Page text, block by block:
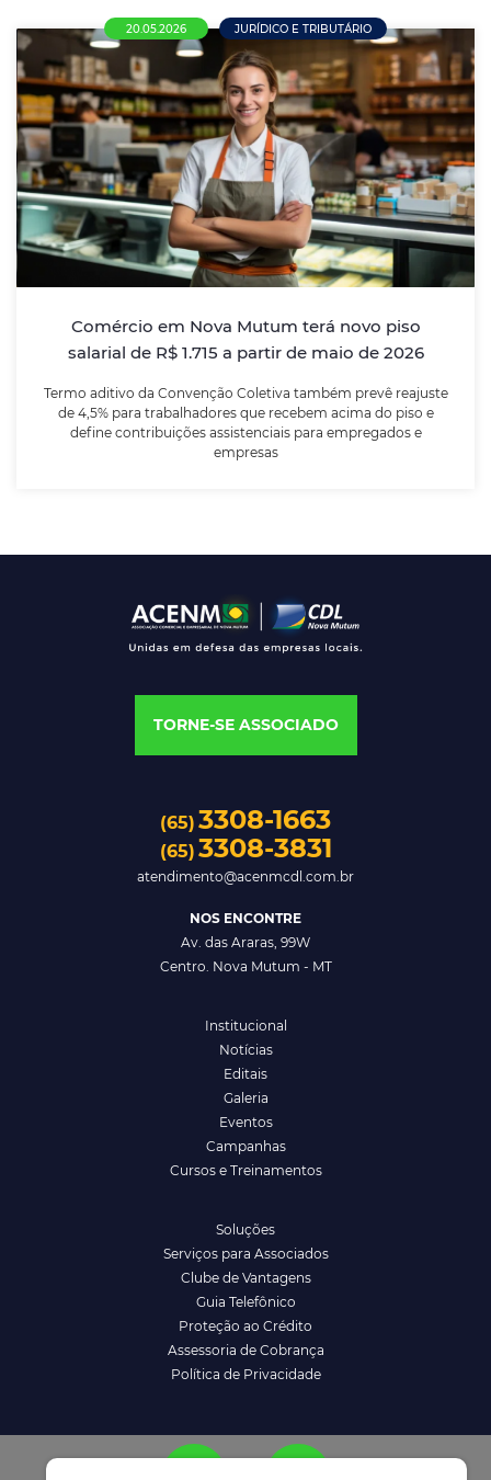
20.05.2026 JURÍDICO E TRIBUTÁRIO
Comércio em Nova Mutum terá novo piso
salarial de R$ 1.715 a partir de maio de 2026
Termo aditivo da Convenção Coletiva também prevê reajuste
de 4,5% para trabalhadores que recebem acima do piso e
define contribuições assistenciais para empregados e
empresas
Comércio em Nova Mutum terá novo piso
salarial de R$ 1.715 a partir de maio de
2026
Termo aditivo da Convenção Coletiva também prevê
reajuste de 4,5% para trabalhadores que recebem
para empregados e empresas
LEIA MAIS
TORNE-SE ASSOCIADO
(65) 3308-1663
(65) 3308-3831
atendimento@acenmcdl.com.br
NOS ENCONTRE
Av. das Araras, 99W
Centro. Nova Mutum - MT
Institucional
Notícias
Editais
Galeria
Eventos
Campanhas
Cursos e Treinamentos
Soluções
Serviços para Associados
Clube de Vantagens
Guia Telefônico
Proteção ao Crédito
Assessoria de Cobrança
Política de Privacidade